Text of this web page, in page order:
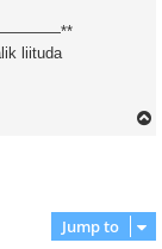
liituda
Jump to